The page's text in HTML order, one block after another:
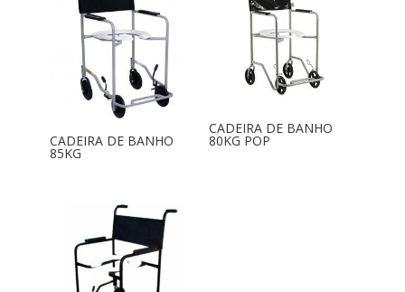
CADEIRA DE BANHO
85KG
CADEIRA DE BANHO
80KG POP